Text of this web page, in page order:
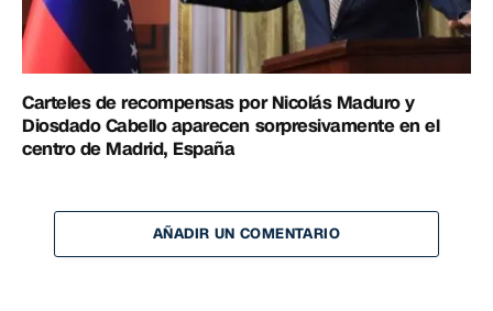
Carteles de recompensas por Nicolás Maduro y
Diosdado Cabello aparecen sorpresivamente en el
centro de Madrid, España
AÑADIR UN COMENTARIO